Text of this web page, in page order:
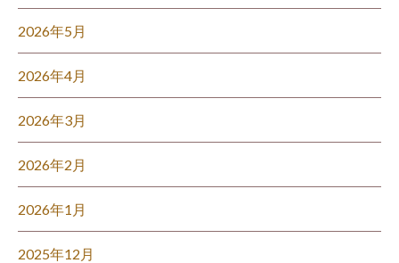
2026年5月
2026年4月
2026年3月
2026年2月
2026年1月
2025年12月